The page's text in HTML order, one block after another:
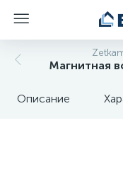
Магнитная
Описание